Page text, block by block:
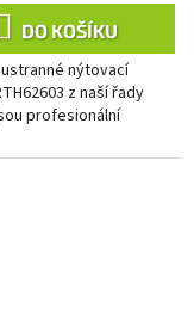
DO KOŠÍKU
nýtovací
z naší řady
profesionální